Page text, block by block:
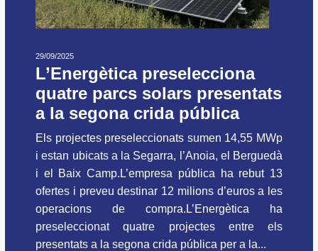
29/09/2025
L’Energètica preselecciona
quatre parcs solars presentats
a la segona crida pública
Els projectes preseleccionats sumen 14,55 MWp
i estan ubicats a la Segarra, l’Anoia, el Berguedà
i el Baix Camp.L’empresa pública ha rebut 13
ofertes i preveu destinar 12 milions d’euros a les
operacions de compra.L’Energètica ha
preseleccionat quatre projectes entre els
presentats a la segona crida pública per a la...